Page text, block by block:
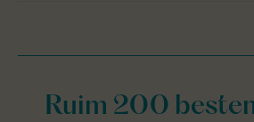
Ruim 200